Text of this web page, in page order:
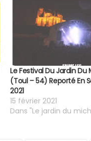
Le Festival Du Jardin Du
(Toul – 54) Reporté En
2021
15 février 2021
Dans "Le jardin du